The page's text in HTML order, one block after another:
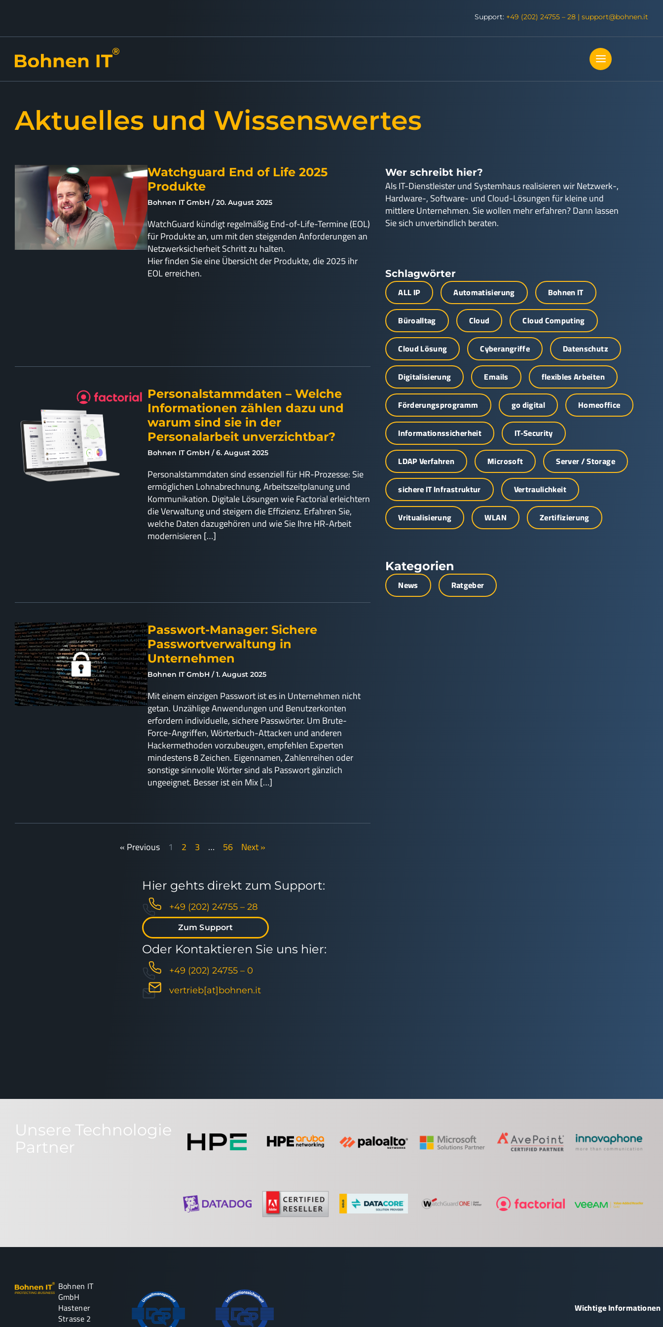
Support: +49 (202) 24755 – 28 | support@bohnen.it
Aktuelles und Wissenswertes
Watchguard End of Life 2025
Produkte
Bohnen IT GmbH 20. August 2025
WatchGuard kündigt regelmäßig End-of-Life-Termine (EOL)
für Produkte an, um mit den steigenden Anforderungen an
Netzwerksicherheit Schritt zu halten.
Hier finden Sie eine Übersicht der Produkte, die 2025 ihr
EOL erreichen.
Personalstammdaten – Welche
Informationen zählen dazu und
warum sind sie in der
Personalarbeit unverzichtbar?
Bohnen IT GmbH 6. August 2025
Personalstammdaten sind essenziell für HR-Prozesse: Sie
ermöglichen Lohnabrechnung, Arbeitszeitplanung und
Kommunikation. Digitale Lösungen wie Factorial erleichtern
die Verwaltung und steigern die Effizienz. Erfahren Sie,
welche Daten dazugehören und wie Sie Ihre HR-Arbeit
modernisieren […]
Passwort-Manager: Sichere
Passwortverwaltung in
Unternehmen
Bohnen IT GmbH 1. August 2025
Mit einem einzigen Passwort ist es in Unternehmen nicht
getan. Unzählige Anwendungen und Benutzerkonten
erfordern individuelle, sichere Passwörter. Um Brute-
Force-Angriffen, Wörterbuch-Attacken und anderen
Hackermethoden vorzubeugen, empfehlen Experten
mindestens 8 Zeichen. Eigennamen, Zahlenreihen oder
sonstige sinnvolle Wörter sind als Passwort gänzlich
ungeeignet. Besser ist ein Mix […]
« Previous 1 2 3 … 56 Next »
Wer schreibt hier?
Als IT-Dienstleister und Systemhaus realisieren wir Netzwerk-,
Hardware-, Software- und Cloud-Lösungen für kleine und
mittlere Unternehmen. Sie wollen mehr erfahren? Dann lassen
Sie sich unverbindlich beraten.
Schlagwörter
ALL IP Automatisierung
Bohnen IT
Büroalltag
Cloud
Cloud Computing
Cloud Lösung
Cyberangriffe
Datenschutz
Digitalisierung
Emails
flexibles Arbeiten
Förderungsprogramm
go digital
Homeoffice
Informationssicherheit
IT-Security
LDAP Verfahren
Microsoft
Server / Storage
sichere IT Infrastruktur
Vertraulichkeit
Vritualisierung
WLAN Zertifizierung
Kategorien
News Ratgeber
Hier gehts direkt zum Support:
+49 (202) 24755 – 28
Zum Support
Oder Kontaktieren Sie uns hier:
+49 (202) 24755 – 0
vertrieb[at]bohnen.it
Unsere Technologie
Partner
Bohnen IT
GmbH
Hastener
Strasse 2
Wichtige Informationen